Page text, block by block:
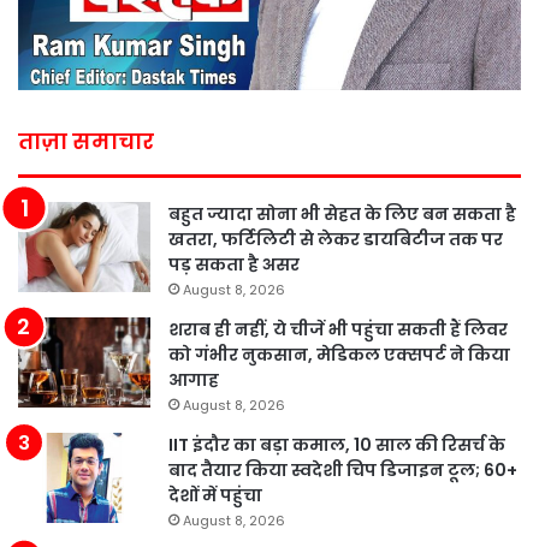
ताज़ा समाचार
बहुत ज्यादा सोना भी सेहत के लिए बन सकता है
खतरा, फर्टिलिटी से लेकर डायबिटीज तक पर
पड़ सकता है असर
August 8, 2026
शराब ही नहीं, ये चीजें भी पहुंचा सकती हैं लिवर
को गंभीर नुकसान, मेडिकल एक्सपर्ट ने किया
आगाह
August 8, 2026
IIT इंदौर का बड़ा कमाल, 10 साल की रिसर्च के
बाद तैयार किया स्वदेशी चिप डिजाइन टूल; 60+
देशों में पहुंचा
August 8, 2026